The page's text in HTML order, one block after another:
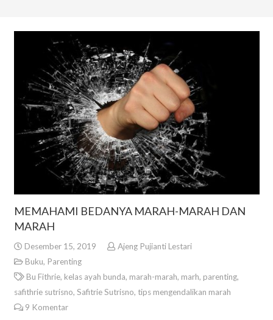
MEMAHAMI BEDANYA MARAH-MARAH DAN
MARAH
Desember 15, 2019
Ajeng Pujianti Lestari
Buku, Parenting
Bu Fithrie, kelas ayah bunda, marah-marah, marh, parenting,
safithrie sutrisno, Safitrie Sutrisno, tips mengendalikan marah
9 Komentar